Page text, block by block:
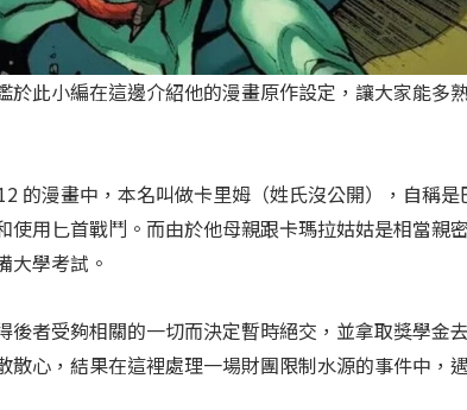
於此小編在這邊介紹他的漫畫原作設定，讓大家能多
的漫畫中，本名叫做卡里姆（姓氏沒公開），自稱是
用匕首戰鬥。而由於他母親跟卡瑪拉姑姑是相當親
大學考試。
者受夠相關的一切而決定暫時絕交，並拿取獎學金
心，結果在這裡處理一場財團限制水源的事件中，